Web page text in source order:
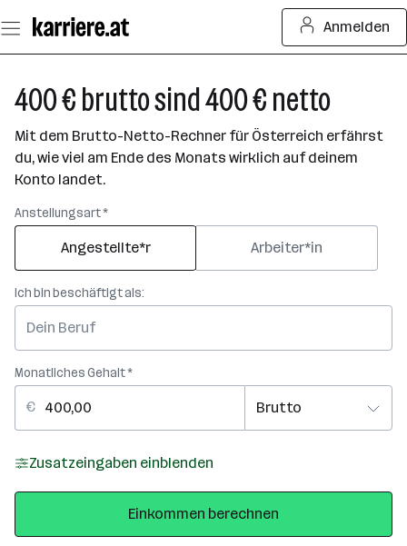
Seiteninhalt
springen
Anmelden
400 € brutto sind 400 € netto
Mit dem Brutto-Netto-Rechner für Österreich erfährst
du, wie viel am Ende des Monats wirklich auf deinem
Konto landet.
Anstellungsart *
Angestellte*r Arbeiter*in
Ich bin beschäftigt als:
Monatliches Gehalt *
Zusatzeingaben einblenden
Einkommen berechnen